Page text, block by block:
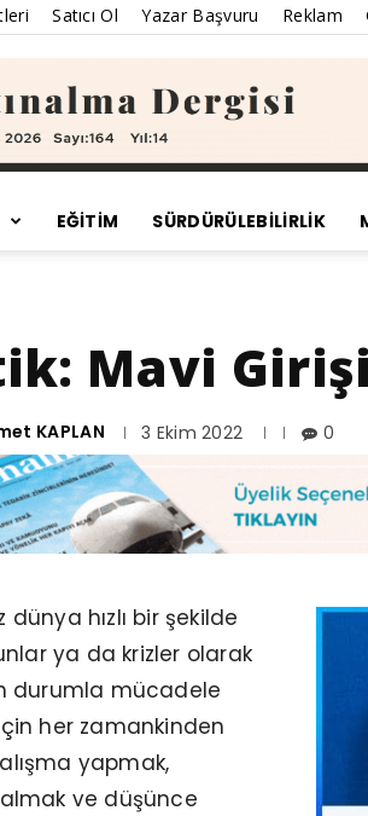
Satıcı Ol Yazar Başvuru Reklam
EĞİTİM SÜRDÜRÜLEBILIRLIK
Mavi
KAPLAN 3 Ekim 2022 0
dünya hızlı bir şekilde
ya da krizler olarak
durumla mücadele
her zamankinden
yapmak,
ve düşünce